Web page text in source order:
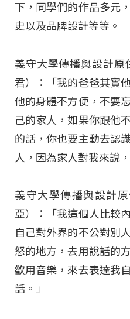
下，同學們的作品多元
史以及品牌設計等等。
義守大學傳播與設計原
君）：「我的爸爸其實
他的身體不方便，不要
己的家人，如果你跟他
的話，你也要主動去認
人，因為家人對我來說
義守大學傳播與設計
亞）：「我這個人比較
自己對外界的不公對別
怒的地方，去用說話的
歡用音樂，來去表達我
話。」